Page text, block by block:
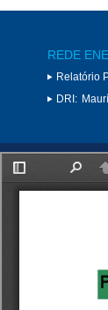
REDE
Relatório
DRI: